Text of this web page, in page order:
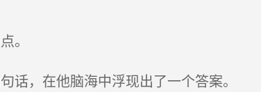
。
话，在他脑海中浮现出了一个答案。